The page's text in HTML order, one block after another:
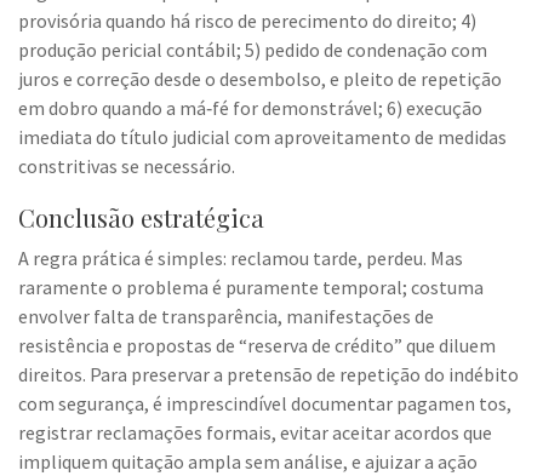
provisória quando há risco de perecimento do direito; 4)
produção pericial contábil; 5) pedido de condenação com
juros e correção desde o desembolso, e pleito de repetição
em dobro quando a má‑fé for demonstrável; 6) execução
imediata do título judicial com aproveitamento de medidas
constritivas se necessário.
Conclusão estratégica
A regra prática é simples: reclamou tarde, perdeu. Mas
raramente o problema é puramente temporal; costuma
envolver falta de transparência, manifestações de
resistência e propostas de “reserva de crédito” que diluem
direitos. Para preservar a pretensão de repetição do indébito
com segurança, é imprescindível documentar pagamen tos,
registrar reclamações formais, evitar aceitar acordos que
impliquem quitação ampla sem análise, e ajuizar a ação